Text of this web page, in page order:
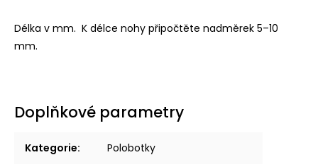
Délka v mm. K délce nohy připočtěte nadměrek 5–10
mm.
Doplňkové parametry
Kategorie: Polobotky